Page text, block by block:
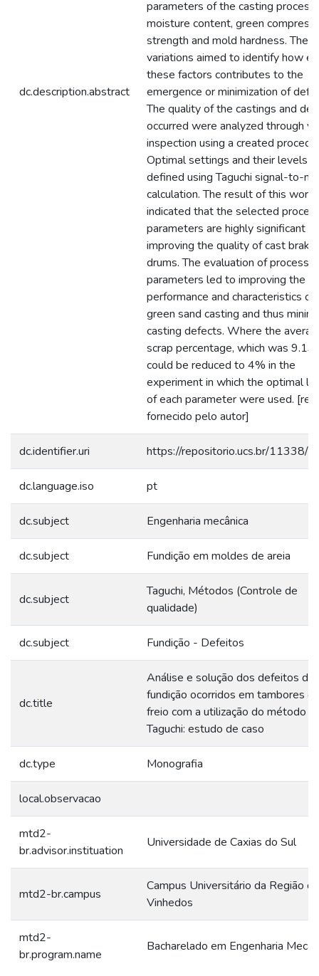
dc.description.abstract
parameters of the casting process:
moisture content, green
strength and mold hardness.
variations aimed to identify how
these factors contributes to the
emergence or minimization of
The quality of the castings and
occurred were analyzed through
inspection using a created
Optimal settings and their levels
defined using Taguchi signal-to-
calculation. The result of this work
indicated that the selected
parameters are highly significant in
improving the quality of cast brake
drums. The evaluation of process
parameters led to improving the
performance and characteristics of
green sand casting and thus
casting defects. Where the
scrap percentage, which was
could be reduced to 4% in the
experiment in which the optimal
of each parameter were used.
fornecido pelo autor]
dc.identifier.uri https://repositorio.ucs.br/11338/
dc.language.iso pt
dc.subject Engenharia mecânica
dc.subject Fundição em moldes de areia
dc.subject
Taguchi, Métodos (Controle de
qualidade)
dc.subject Fundição - Defeitos
dc.title
Análise e solução dos defeitos de
fundição ocorridos em tambores
freio com a utilização do método
Taguchi: estudo de caso
dc.type Monografia
local.observacao
mtd2-
br.advisor.instituation
Universidade de Caxias do Sul
mtd2-br.campus
Campus Universitário da Região
Vinhedos
mtd2-
br.program.name
Bacharelado em Engenharia